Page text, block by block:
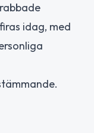
idag, med